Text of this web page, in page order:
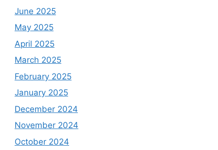
June 2025
May 2025
April 2025
March 2025
February 2025
January 2025
December 2024
November 2024
October 2024